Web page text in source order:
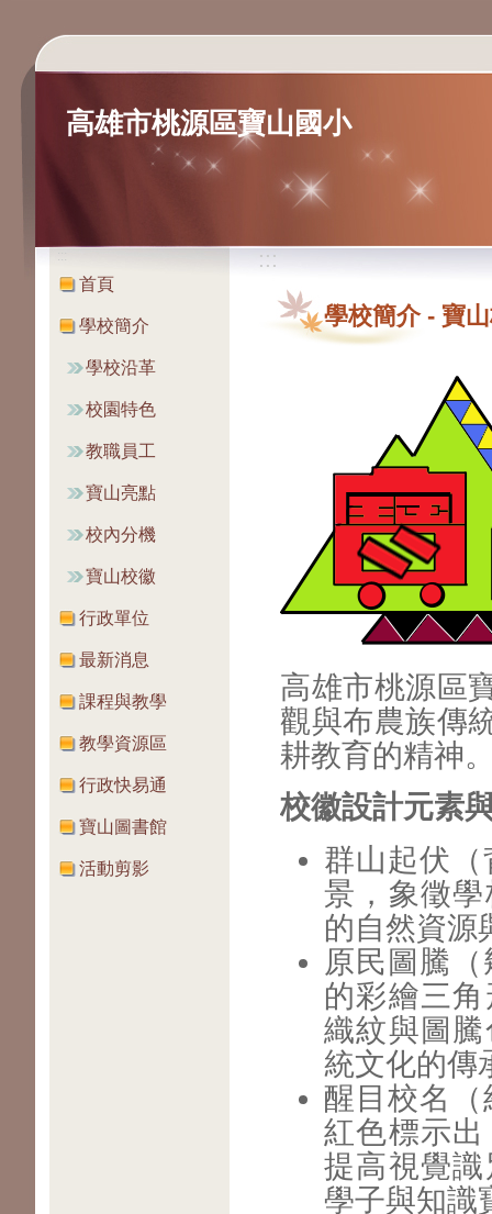
高雄市桃源區寶山國小
:::
首頁
學校簡介
學校沿革
校園特色
教職員工
寶山亮點
校內分機
寶山校徽
行政單位
最新消息
課程與教學
教學資源區
行政快易通
寶山圖書館
活動剪影
:::
學校簡介- 寶
高雄市桃源區
觀與布農族傳
耕教育的精神
校徽設計元素
群山起伏
景，象徵
的自然資源
原民圖騰
的彩繪三
織紋與圖
統文化的傳
醒目校名
紅色標示
提高視覺
學子與知識